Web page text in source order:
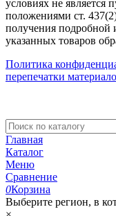
условиях не является
положениями ст.
получения подробной
указанных товаров
Политика
перепечатки
Главная
Каталог
Меню
Сравнение
0Корзина
Выберите регион, в